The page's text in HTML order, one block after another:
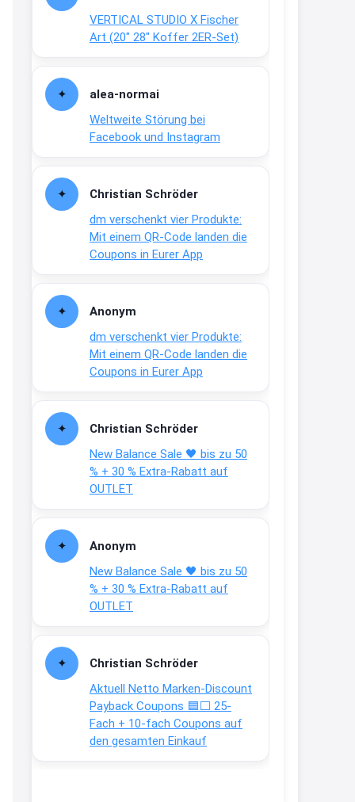
VERTICAL STUDIO X Fischer
Art (20″ 28″ Koffer 2ER-Set)
alea-normai
Weltweite Störung bei
Facebook und Instagram
Christian Schröder
dm verschenkt vier Produkte:
Mit einem QR-Code landen die
Coupons in Eurer App
Anonym
dm verschenkt vier Produkte:
Mit einem QR-Code landen die
Coupons in Eurer App
Christian Schröder
New Balance Sale 🖤 bis zu 50
% + 30 % Extra-Rabatt auf
OUTLET
Anonym
New Balance Sale 🖤 bis zu 50
% + 30 % Extra-Rabatt auf
OUTLET
Christian Schröder
Aktuell Netto Marken-Discount
Payback Coupons 🟦⬜ 25-
Fach + 10-fach Coupons auf
den gesamten Einkauf
An 01.08. / Sensodyne Rabatt 3€
/ max. 15.000www.erlebe-
↩
www.meineapotheke.de/
2:19
↩
Joachim
www.linda.de/vorteile/coupons/...
2:21
↩
Gratis Hitzewarn-Aufkleber /
verfärbt sich ab 28 Grad /siehe
Text weiter unten
shop.bioeg.de/aufkleber-
achtun...
↩
Joachim
Gratis personalisierte 7-Tage
Ration Micronährstoffe/ Vitamine
↩
Joachim